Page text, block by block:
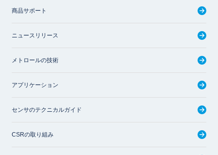
商品サポート
ニュースリリース
メトロールの技術
アプリケーション
センサのテクニカルガイド
CSRの取り組み